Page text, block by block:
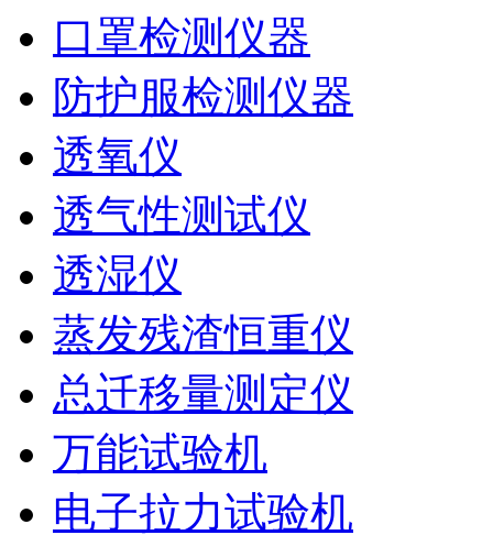
口罩检测仪器
防护服检测仪器
透氧仪
透气性测试仪
透湿仪
蒸发残渣恒重仪
总迁移量测定仪
万能试验机
电子拉力试验机